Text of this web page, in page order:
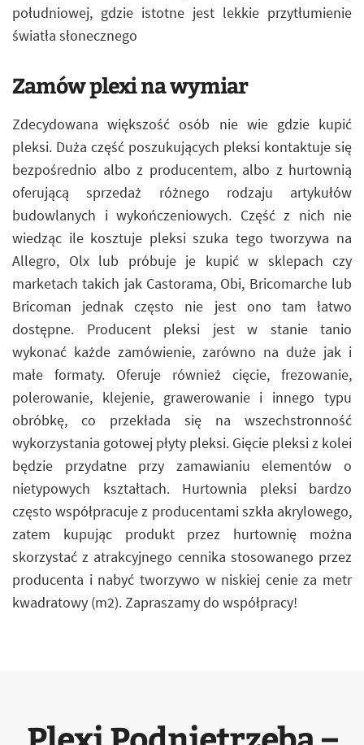
południowej, gdzie istotne jest lekkie przytłumienie
światła słonecznego
Zamów plexi na wymiar
Zdecydowana większość osób nie wie gdzie kupić
pleksi. Duża część poszukujących pleksi kontaktuje się
bezpośrednio albo z producentem, albo z hurtownią
oferującą sprzedaż różnego rodzaju artykułów
budowlanych i wykończeniowych. Część z nich nie
wiedząc ile kosztuje pleksi szuka tego tworzywa na
Allegro, Olx lub próbuje je kupić w sklepach czy
marketach takich jak Castorama, Obi, Bricomarche lub
Bricoman jednak często nie jest ono tam łatwo
dostępne. Producent pleksi jest w stanie tanio
wykonać każde zamówienie, zarówno na duże jak i
małe formaty. Oferuje również cięcie, frezowanie,
polerowanie, klejenie, grawerowanie i innego typu
obróbkę, co przekłada się na wszechstronność
wykorzystania gotowej płyty pleksi. Gięcie pleksi z kolei
będzie przydatne przy zamawianiu elementów o
nietypowych kształtach. Hurtownia pleksi bardzo
często współpracuje z producentami szkła akrylowego,
zatem kupując produkt przez hurtownię można
skorzystać z atrakcyjnego cennika stosowanego przez
producenta i nabyć tworzywo w niskiej cenie za metr
kwadratowy (m2). Zapraszamy do współpracy!